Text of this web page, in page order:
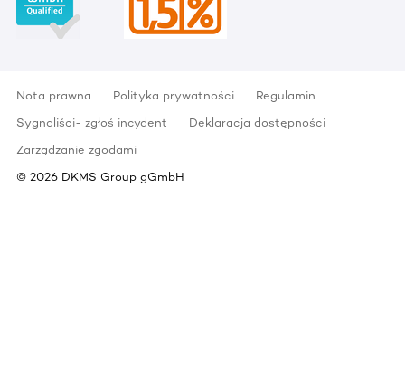
Nota prawna Polityka prywatności
Regulamin
Sygnaliści- zgłoś incydent
Deklaracja dostępności
Zarządzanie zgodami
© 2026 DKMS Group gGmbH